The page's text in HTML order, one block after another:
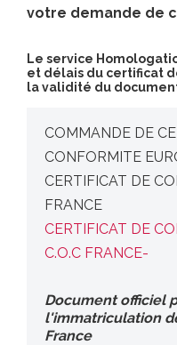
votre demande de
Le service
et délais du certificat
la validité du
COMMANDE DE
CONFORMITE
CERTIFICAT DE
FRANCE
CERTIFICAT DE
C.O.C FRANCE-
Document officiel
l'immatriculation
France